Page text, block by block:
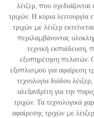
λέιζερ, που
τριχών. Η κύρια
τριχών με λέιζερ
περιλαμβάνοντας
τεχνική εκπαίδευση,
εξυπηρέτηση πελατών.
εξοπλισμού για αφαίρεση
τεχνολογία διόδου
αλεξανδρίτη για την
τριχών. Τα τεχνολογικά
αφαίρεσης τριχών με